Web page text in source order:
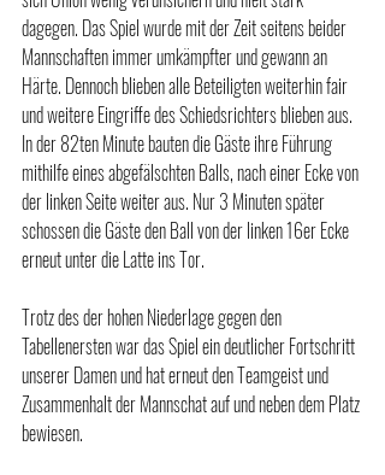
dagegen. Das Spiel wurde mit der Zeit seitens beider
Mannschaften immer umkämpfter und gewann an
Härte. Dennoch blieben alle Beteiligten weiterhin fair
und weitere Eingriffe des Schiedsrichters blieben aus.
In der 82ten Minute bauten die Gäste ihre Führung
mithilfe eines abgefälschten Balls, nach einer Ecke von
der linken Seite weiter aus. Nur 3 Minuten später
schossen die Gäste den Ball von der linken 16er Ecke
erneut unter die Latte ins Tor.
Trotz des der hohen Niederlage gegen den
Tabellenersten war das Spiel ein deutlicher Fortschritt
unserer Damen und hat erneut den Teamgeist und
Zusammenhalt der Mannschat auf und neben dem Platz
bewiesen.